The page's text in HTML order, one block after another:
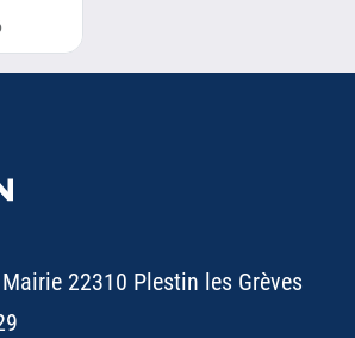
22310 Plestin les Grèves